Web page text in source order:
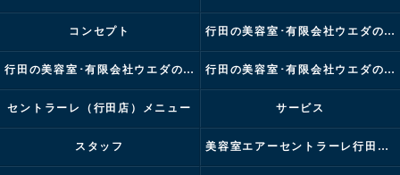
コンセプト 行田の美容室･有限会社ウエダの口コミ情報
行田の美容室･有限会社ウエダの評判 行田の美容室･有限会社ウエダのお客様の声
セントラーレ（行田店）メニュー サービス
スタッフ 美容室エアーセントラーレ行田店ブログ